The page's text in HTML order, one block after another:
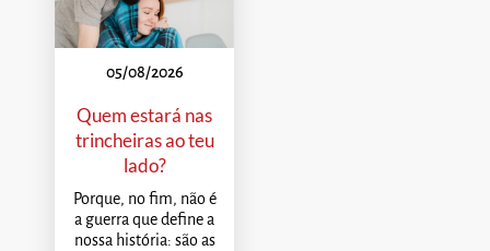
05/08/2026
Quem estará nas
trincheiras ao teu
lado?
Porque, no fim, não é
a guerra que define a
nossa história: são as